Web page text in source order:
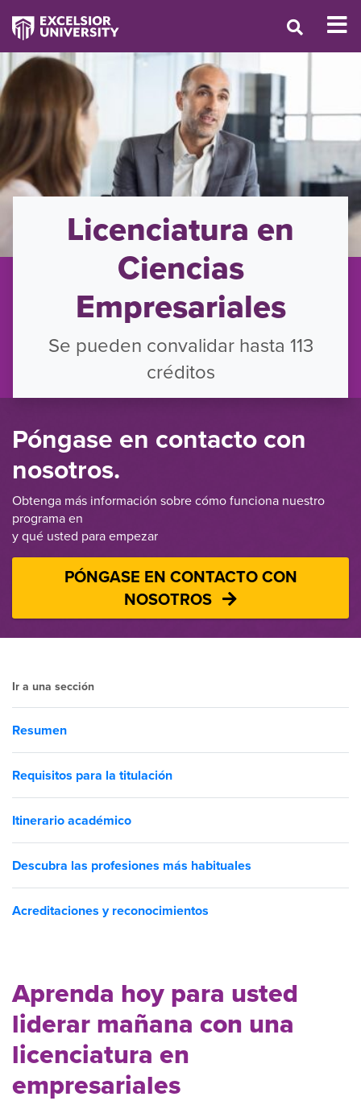
Licenciatura en
Ciencias
Empresariales
Se pueden convalidar hasta 113
créditos
Póngase en contacto con
nosotros.
Obtenga más información sobre cómo funciona nuestro
programa en
y qué usted para empezar
PÓNGASE EN CONTACTO CON
NOSOTROS
Ir a una sección
Resumen
Requisitos para la titulación
Itinerario académico
Descubra las profesiones más habituales
Acreditaciones y reconocimientos
Aprenda hoy para usted
liderar mañana con una
licenciatura en
empresariales